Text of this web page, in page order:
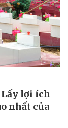
Lấy lợi ích
nhất của